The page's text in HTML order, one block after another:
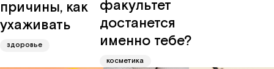
причины, как
ухаживать
здоровье
факультет
достанется
именно тебе?
косметика